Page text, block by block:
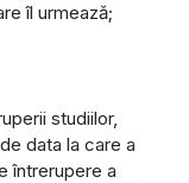
îl urmează;
studiilor,
data la care a
întrerupere a